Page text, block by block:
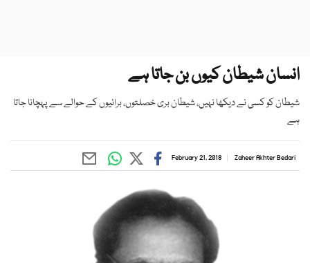
انسان شیطان کیوں بن جاتا ہے
شیطان کو کسی نے دیکھا نہیں، شیطان بری خصلتوں، برائیوں کے حوالے سے پہچانا جاتا
ہے
Zaheer Akhter Bedari
February 21, 2018